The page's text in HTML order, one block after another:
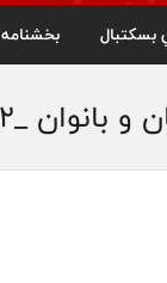
بسکتبال بخشنامه
بانوان _۲